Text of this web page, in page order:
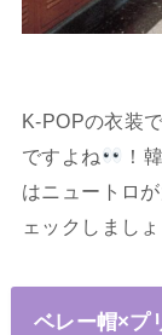
K-POPの衣装
ですよね
！
はニュートロ
ェックしましょ
ベレー帽×プ